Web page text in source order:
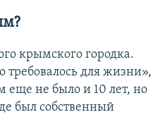
крымского городка.
требовалось для жизни»,
еще не было и 10 лет, но
был собственный